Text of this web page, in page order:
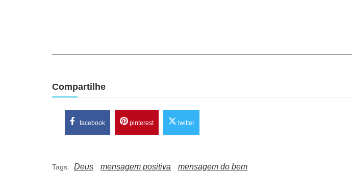
Compartilhe
facebook pinterest twitter
Tags: Deus mensagem positiva mensagem do bem